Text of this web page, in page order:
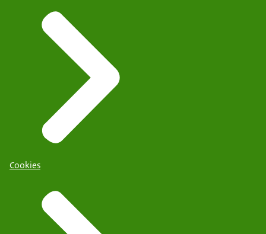
Cookies